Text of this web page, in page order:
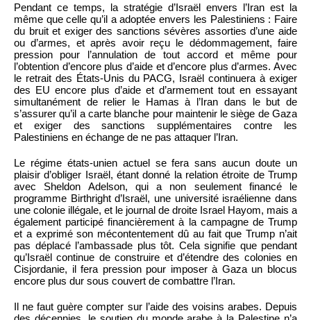
Pendant ce temps, la stratégie d’Israël envers l’Iran est la
même que celle qu’il a adoptée envers les Palestiniens : Faire
du bruit et exiger des sanctions sévères assorties d’une aide
ou d’armes, et après avoir reçu le dédommagement, faire
pression pour l’annulation de tout accord et même pour
l’obtention d’encore plus d’aide et d’encore plus d’armes. Avec
le retrait des États-Unis du PACG, Israël continuera à exiger
des EU encore plus d’aide et d’armement tout en essayant
simultanément de relier le Hamas à l’Iran dans le but de
s’assurer qu’il a carte blanche pour maintenir le siège de Gaza
et exiger des sanctions supplémentaires contre les
Palestiniens en échange de ne pas attaquer l’Iran.
Le régime états-unien actuel se fera sans aucun doute un
plaisir d’obliger Israël, étant donné la relation étroite de Trump
avec Sheldon Adelson, qui a non seulement financé le
programme Birthright d’Israël, une université israélienne dans
une colonie illégale, et le journal de droite Israel Hayom, mais a
également participé financièrement à la campagne de Trump
et a exprimé son mécontentement dû au fait que Trump n’ait
pas déplacé l’ambassade plus tôt. Cela signifie que pendant
qu’Israël continue de construire et d’étendre des colonies en
Cisjordanie, il fera pression pour imposer à Gaza un blocus
encore plus dur sous couvert de combattre l’Iran.
Il ne faut guère compter sur l’aide des voisins arabes. Depuis